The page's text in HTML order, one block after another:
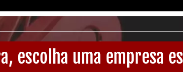
escolha uma empresa